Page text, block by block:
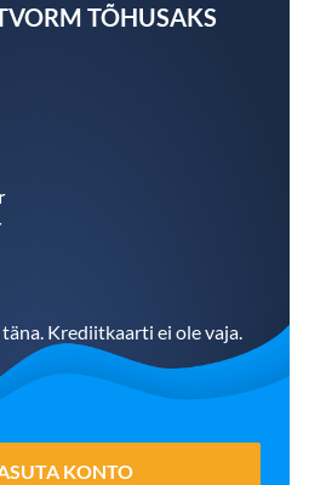
TÕHUSAKS
Krediitkaarti ei ole vaja.
KONTO